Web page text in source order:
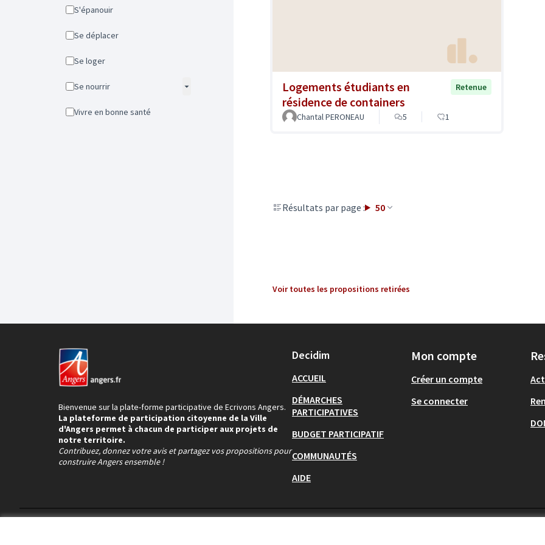
S'épanouir
Se déplacer
Se loger
Se nourrir
Vivre en bonne santé
Logements étudiants en
résidence de containers
Retenue
Chantal PERONEAU 5 1
Résultats par page : 50
Voir toutes les propositions retirées
Bienvenue sur la plate-forme participative de Ecrivons Angers.
La plateforme de participation citoyenne de la Ville
d'Angers permet à chacun de participer aux projets de
notre territoire.
Contribuez, donnez votre avis et partagez vos propositions pour
construire Angers ensemble !
Decidim
ACCUEIL
DÉMARCHES
PARTICIPATIVES
BUDGET PARTICIPATIF
COMMUNAUTÉS
AIDE
Mon compte
Créer un compte
Se connecter